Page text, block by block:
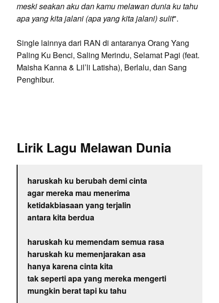
meski seakan aku dan kamu melawan dunia ku tahu
apa yang kita jalani (apa yang kita jalani) sulit".
Single lainnya dari RAN di antaranya Orang Yang
Paling Ku Benci, Saling Merindu, Selamat Pagi (feat.
Maisha Kanna & Lil’li Latisha), Berlalu, dan Sang
Penghibur.
Lirik Lagu Melawan Dunia
haruskah ku berubah demi cinta
agar mereka mau menerima
ketidakbiasaan yang terjalin
antara kita berdua
haruskah ku memendam semua rasa
haruskah ku memenjarakan asa
hanya karena cinta kita
tak seperti apa yang mereka mengerti
mungkin berat tapi ku tahu